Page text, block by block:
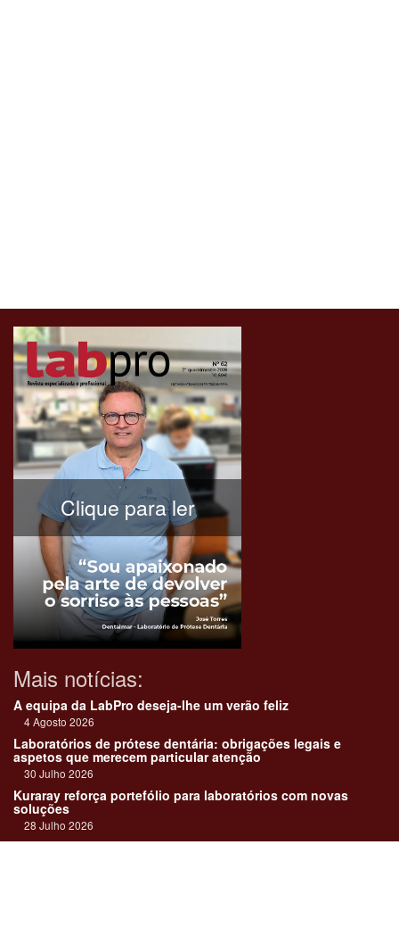
Clique para ler
Mais notícias:
A equipa da LabPro deseja-lhe um verão feliz
4 Agosto 2026
Laboratórios de prótese dentária: obrigações legais e
aspetos que merecem particular atenção
30 Julho 2026
Kuraray reforça portefólio para laboratórios com novas
soluções
28 Julho 2026
"Devemos encarar cada caso como uma história construída